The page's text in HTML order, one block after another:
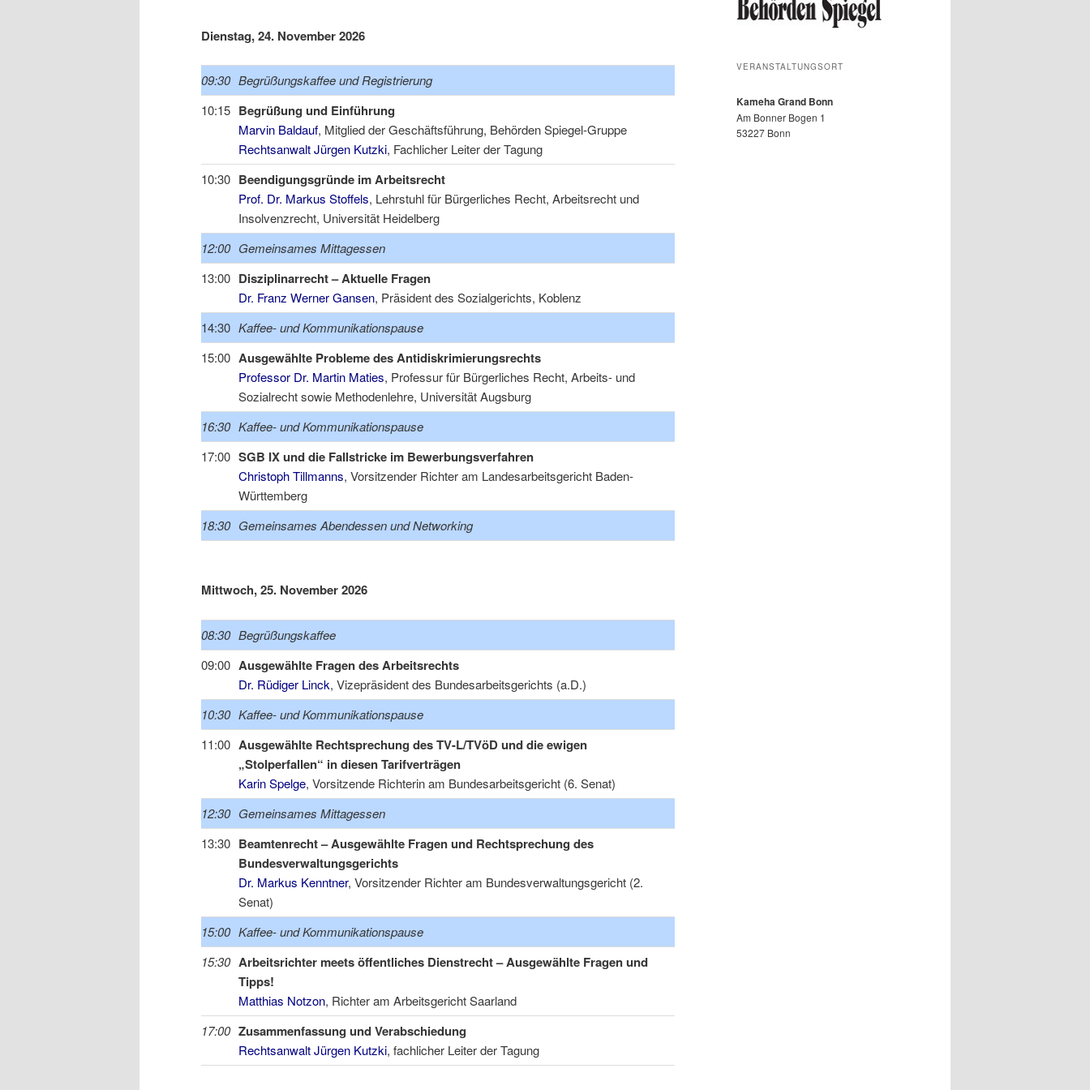
Dienstag, 24. November 2026
09:30 Begrüßungskaffee und Registrierung
10:15 Begrüßung und Einführung
Marvin Baldauf, Mitglied der Geschäftsführung, Behörden Spiegel-Gruppe
Rechtsanwalt Jürgen Kutzki, Fachlicher Leiter der Tagung
10:30 Beendigungsgründe im Arbeitsrecht
Prof. Dr. Markus Stoffels, Lehrstuhl für Bürgerliches Recht, Arbeitsrecht und
Insolvenzrecht, Universität Heidelberg
12:00 Gemeinsames Mittagessen
13:00 Disziplinarrecht – Aktuelle Fragen
Dr. Franz Werner Gansen, Präsident des Sozialgerichts, Koblenz
14:30 Kaffee- und Kommunikationspause
15:00 Ausgewählte Probleme des Antidiskrimierungsrechts
Professor Dr. Martin Maties, Professur für Bürgerliches Recht, Arbeits- und
Sozialrecht sowie Methodenlehre, Universität Augsburg
16:30 Kaffee- und Kommunikationspause
17:00 SGB IX und die Fallstricke im Bewerbungsverfahren
Christoph Tillmanns, Vorsitzender Richter am Landesarbeitsgericht Baden-
Württemberg
18:30 Gemeinsames Abendessen und Networking
Mittwoch, 25. November 2026
08:30 Begrüßungskaffee
09:00 Ausgewählte Fragen des Arbeitsrechts
Dr. Rüdiger Linck, Vizepräsident des Bundesarbeitsgerichts (a.D.)
10:30 Kaffee- und Kommunikationspause
11:00 Ausgewählte Rechtsprechung des TV-L/TVöD und die ewigen
„Stolperfallen“ in diesen Tarifverträgen
Karin Spelge, Vorsitzende Richterin am Bundesarbeitsgericht (6. Senat)
12:30 Gemeinsames Mittagessen
13:30 Beamtenrecht – Ausgewählte Fragen und Rechtsprechung des
Bundesverwaltungsgerichts
Dr. Markus Kenntner, Vorsitzender Richter am Bundesverwaltungsgericht (2.
Senat)
15:00 Kaffee- und Kommunikationspause
15:30 Arbeitsrichter meets öffentliches Dienstrecht – Ausgewählte Fragen und
Tipps!
Matthias Notzon, Richter am Arbeitsgericht Saarland
17:00 Zusammenfassung und Verabschiedung
Rechtsanwalt Jürgen Kutzki, fachlicher Leiter der Tagung
VERANSTALTUNGSORT
Kameha Grand Bonn
Am Bonner Bogen 1
53227 Bonn